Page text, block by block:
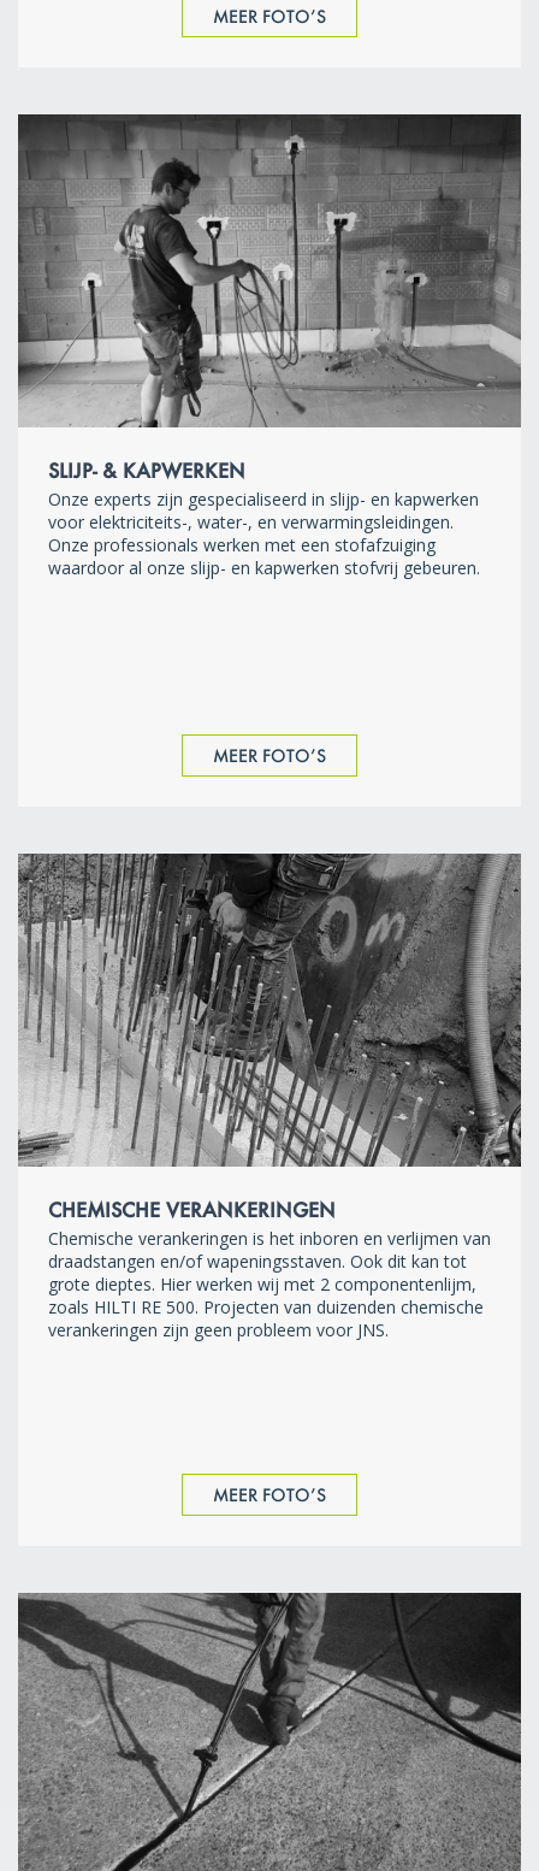
SLIJP- & KAPWERKEN
Onze experts zijn gespecialiseerd in slijp- en kapwerken
voor elektriciteits-, water-, en verwarmingsleidingen.
Onze professionals werken met een stofafzuiging
waardoor al onze slijp- en kapwerken stofvrij gebeuren.
CHEMISCHE VERANKERINGEN
Chemische verankeringen is het inboren en verlijmen van
draadstangen en/of wapeningsstaven. Ook dit kan tot
grote dieptes. Hier werken wij met 2 componentenlijm,
zoals HILTI RE 500. Projecten van duizenden chemische
verankeringen zijn geen probleem voor JNS.